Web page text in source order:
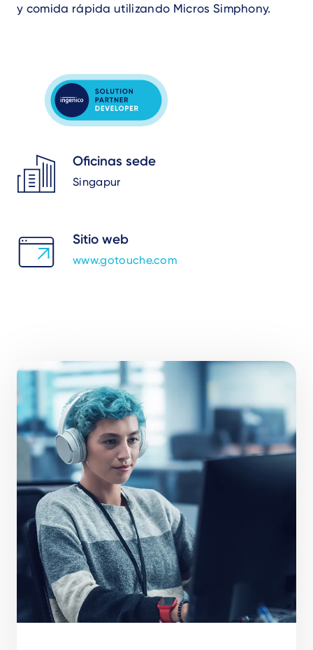
y comida rápida utilizando Micros Simphony.
Oficinas sede
Singapur
Sitio web
www.gotouche.com